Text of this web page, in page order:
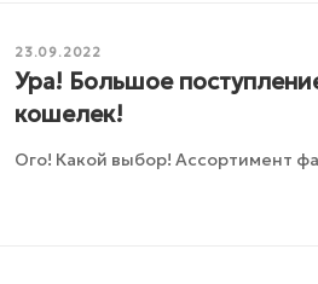
23.09.2022
Ура! Большое
кошелек!
Ого! Какой выбор! Ассортимент